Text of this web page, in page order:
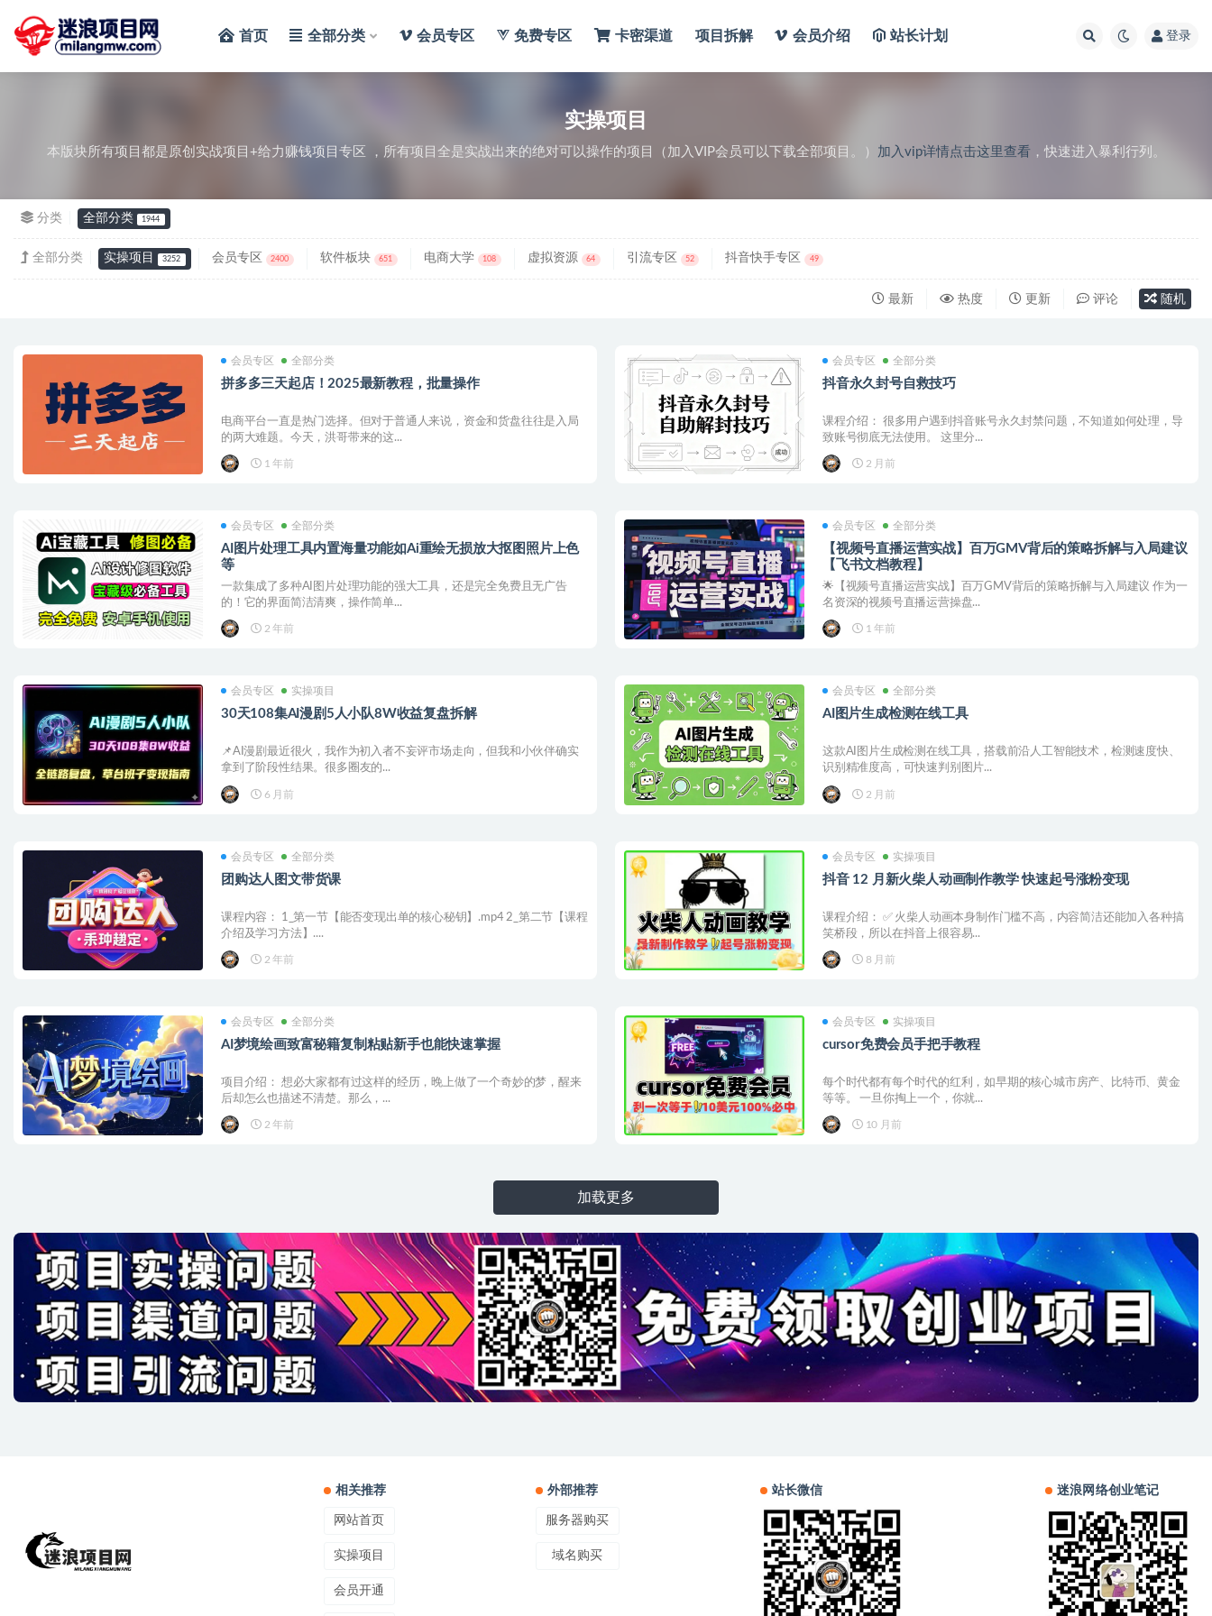
首页 全部分类 会员专区 免费专区 卡密渠道 项目拆解 会员介绍 站长计划 登录
实操项目
本版块所有项目都是原创实战项目+给力赚钱项目专区 ，所有项目全是实战出来的绝对可以操作的项目（加入VIP会员可以下载全部项目。） 加入vip详情点击这里查看，快速进入暴利行列。
分类 全部分类 1944
全部分类 实操项目 3252 会员专区 2400 软件板块 651 电商大学 108 虚拟资源 64 引流专区 52 抖音快手专区 49
最新 热度 更新 评论 随机
会员专区 全部分类
拼多多三天起店！2025最新教程，批量操作
电商平台一直是热门选择。但对于普通人来说，资金和货盘往往是入局
的两大难题。今天，洪哥带来的这...
1 年前
会员专区 全部分类
抖音永久封号自救技巧
课程介绍： 很多用户遇到抖音账号永久封禁问题，不知道如何处理，导
致账号彻底无法使用。 这里分...
2 月前
会员专区 全部分类
AI图片处理工具内置海量功能如Ai重绘无损放大抠图照片上色
等
一款集成了多种AI图片处理功能的强大工具，还是完全免费且无广告
的！它的界面简洁清爽，操作简单...
2 年前
会员专区 全部分类
【视频号直播运营实战】百万GMV背后的策略拆解与入局建议
【飞书文档教程】
🌟【视频号直播运营实战】百万GMV背后的策略拆解与入局建议 作为一
名资深的视频号直播运营操盘...
1 年前
会员专区 实操项目
30天108集AI漫剧5人小队8W收益复盘拆解
📌AI漫剧最近很火，我作为初入者不妄评市场走向，但我和小伙伴确实
拿到了阶段性结果。很多圈友的...
6 月前
会员专区 全部分类
AI图片生成检测在线工具
这款AI图片生成检测在线工具，搭载前沿人工智能技术，检测速度快、
识别精准度高，可快速判别图片...
2 月前
会员专区 全部分类
团购达人图文带货课
课程内容： 1_第一节【能否变现出单的核心秘钥】.mp4 2_第二节【课程
介绍及学习方法】....
2 年前
会员专区 实操项目
抖音 12 月新火柴人动画制作教学 快速起号涨粉变现
课程介绍： ✅ 火柴人动画本身制作门槛不高，内容简洁还能加入各种搞
笑桥段，所以在抖音上很容易...
8 月前
会员专区 全部分类
AI梦境绘画致富秘籍复制粘贴新手也能快速掌握
项目介绍： 想必大家都有过这样的经历，晚上做了一个奇妙的梦，醒来
后却怎么也描述不清楚。那么，...
2 年前
会员专区 实操项目
cursor免费会员手把手教程
每个时代都有每个时代的红利，如早期的核心城市房产、比特币、黄金
等等。​ 一旦你掏上一个，你就...
10 月前
加载更多
相关推荐
网站首页
实操项目
会员开通
外部推荐
服务器购买
域名购买
站长微信 迷浪网络创业笔记